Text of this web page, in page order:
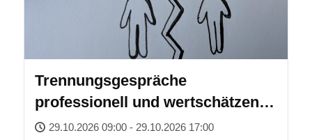
Trennungsgespräche
professionell und wertschätzend
führen
29.10.2026 09:00 - 29.10.2026 17:00